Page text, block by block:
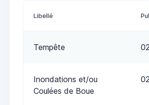
Libellé
Tempête
Inondations et/ou
Coulées de Boue